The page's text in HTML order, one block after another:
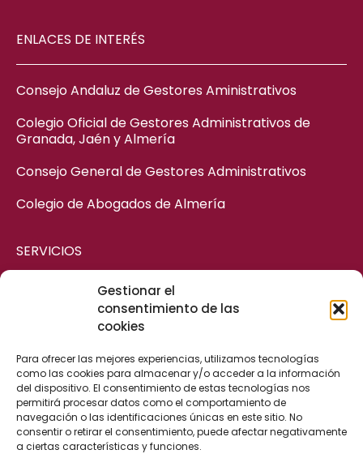
Gestionar el
consentimiento de las
cookies
Para ofrecer las mejores experiencias, utilizamos tecnologías
como las cookies para almacenar y/o acceder a la información
del dispositivo. El consentimiento de estas tecnologías nos
permitirá procesar datos como el comportamiento de
navegación o las identificaciones únicas en este sitio. No
consentir o retirar el consentimiento, puede afectar negativamente
a ciertas características y funciones.
ENLACES DE INTERÉS
Consejo Andaluz de Gestores Aministrativos
Colegio Oficial de Gestores Administrativos de
Granada, Jaén y Almería
Consejo General de Gestores Administrativos
Colegio de Abogados de Almería
SERVICIOS
ASESORÍA MERCANTIL
ASESORÍA CIVIL
ASESORÍA FISCAL Y CONTABLE
ASESORÍA LABORAL
ASESORÍA ADMINISTRATIVA